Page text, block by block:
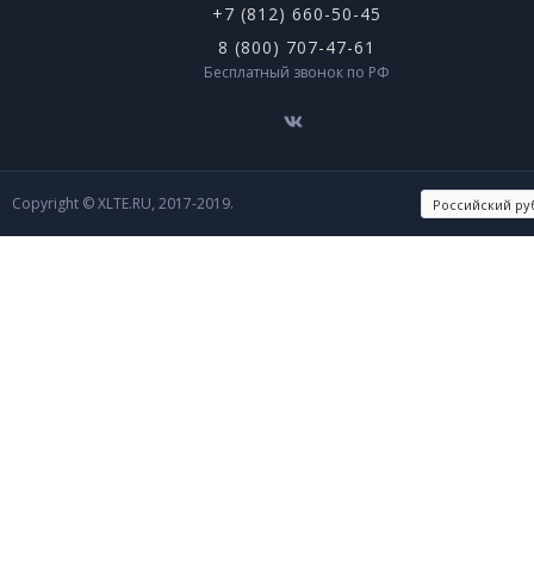
+7 (812) 660-50-45
8 (800) 707-47-61
Бесплатный звонок по РФ
Copyright © XLTE.RU, 2017-2019.